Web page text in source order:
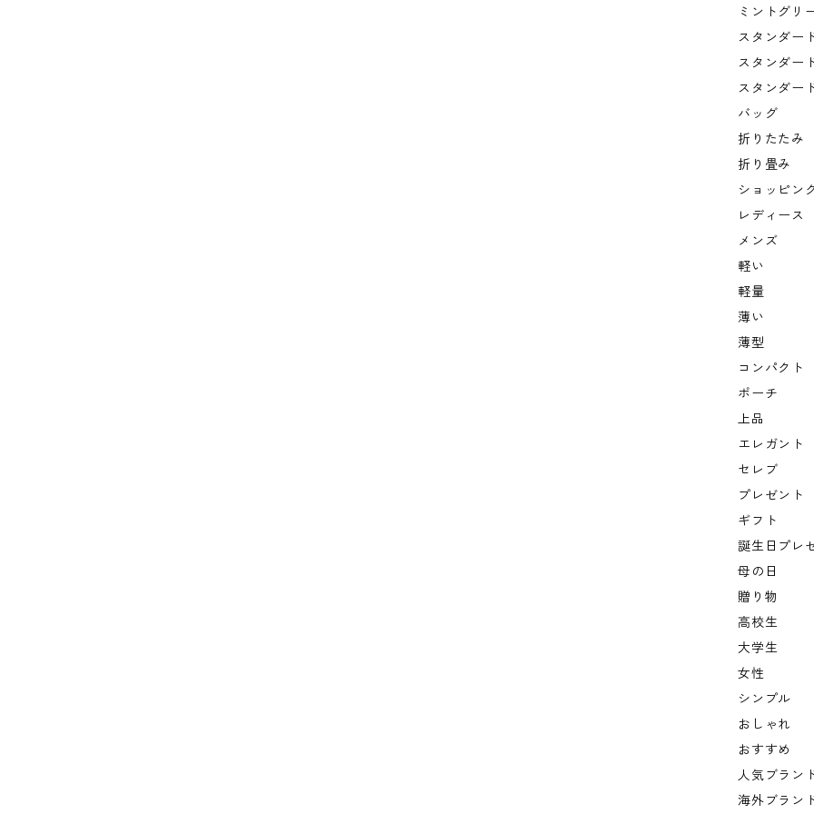
ミントグリ
スタンダー
スタンダー
スタンダー
バッグ
折りたたみ
折り畳み
ショッピン
レディース
メンズ
軽い
軽量
薄い
薄型
コンパクト
ポーチ
上品
エレガント
セレブ
プレゼント
ギフト
誕生日プレ
母の日
贈り物
高校生
大学生
女性
シンプル
おしゃれ
おすすめ
人気ブラン
海外ブラン